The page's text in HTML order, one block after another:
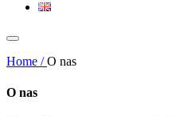
Home /O nas
O nas